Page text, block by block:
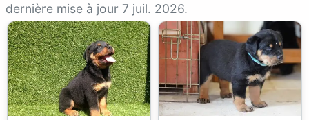
dernière mise à jour 7 juil. 2026.